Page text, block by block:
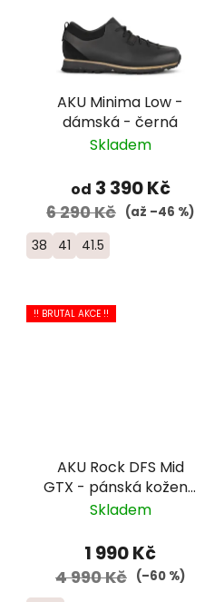
AKU Minima Low -
dámská - černá
Skladem
od 3 390 Kč
6 290 Kč (až –46 %)
38 41 41.5
!! BRUTAL AKCE !!
AKU Rock DFS Mid
GTX - pánská kožená
- hnědá
Skladem
1 990 Kč
4 990 Kč (–60 %)